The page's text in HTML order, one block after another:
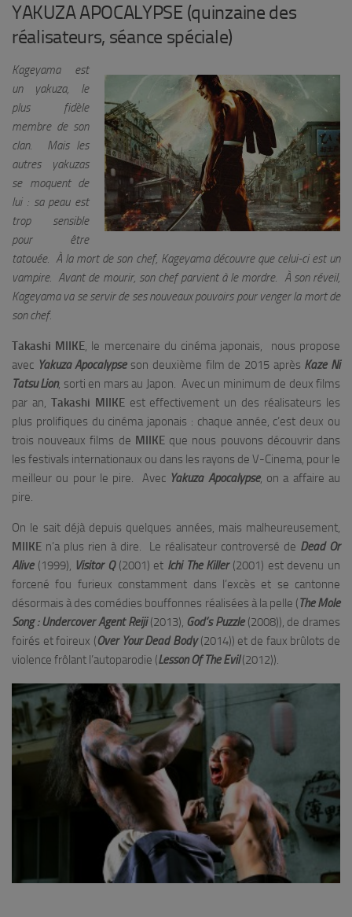
YAKUZA APOCALYPSE (quinzaine des
réalisateurs, séance spéciale)
Kageyama est
un yakuza, le
plus fidèle
membre de son
clan. Mais les
autres yakuzas
se moquent de
lui : sa peau est
trop sensible
pour être
tatouée. À la mort de son chef, Kageyama découvre que celui-ci est un
vampire. Avant de mourir, son chef parvient à le mordre. À son réveil,
Kageyama va se servir de ses nouveaux pouvoirs pour venger la mort de
son chef.
Takashi MIIKE, le mercenaire du cinéma japonais, nous propose
avec Yakuza Apocalypseson deuxième film de 2015 après Kaze Ni
Tatsu Lion, sorti en mars au Japon. Avec un minimum de deux films
par an, Takashi MIIKEest effectivement un des réalisateurs les
plus prolifiques du cinéma japonais : chaque année, c’est deux ou
trois nouveaux films de MIIKEque nous pouvons découvrir dans
les festivals internationaux ou dans les rayons de V-Cinema, pour le
meilleur ou pour le pire. Avec Yakuza Apocalypse, on a affaire au
pire.
On le sait déjà depuis quelques années, mais malheureusement,
MIIKE n’a plus rien à dire. Le réalisateur controversé de Dead Or
Alive(1999), Visitor Q(2001) et Ichi The Killer(2001) est devenu un
forcené fou furieux constamment dans l’excès et se cantonne
désormais à des comédies bouffonnes réalisées à la pelle (The Mole
Song : Undercover Agent Reiji(2013), God’s Puzzle(2008)), de drames
foirés et foireux (Over Your Dead Body(2014)) et de faux brûlots de
violence frôlant l’autoparodie (Lesson Of The Evil(2012)).